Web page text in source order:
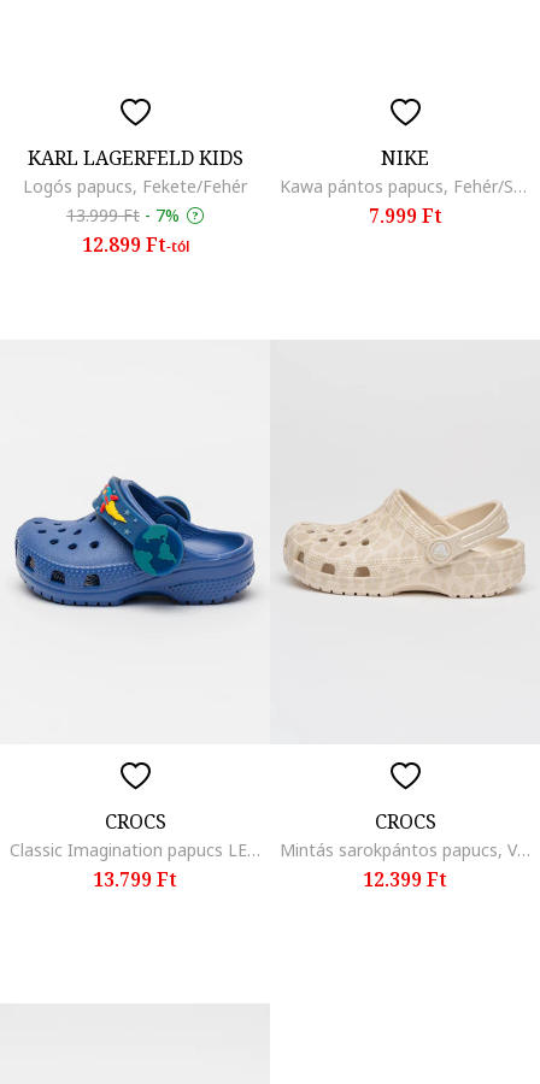
KARL LAGERFELD KIDS
Logós papucs, Fekete/Fehér
13.999 Ft - 7%
12.899 Ft-tól
NIKE
Kawa pántos papucs, Fehér/Sárga/Angolzöld
7.999 Ft
CROCS
Classic Imagination papucs LED fényekkel, Sötétkék
13.799 Ft
CROCS
Mintás sarokpántos papucs, Világosbézs
12.399 Ft